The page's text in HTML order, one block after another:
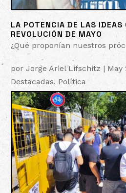
LA POTENCIA DE LAS IDEAS
REVOLUCIÓN DE MAYO
porJorge Ariel Lifschitz |May
Destacadas, Política
¿Qué proponían nuestros